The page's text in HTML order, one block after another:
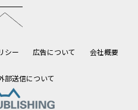
シー 広告について 会社概要
部送信について